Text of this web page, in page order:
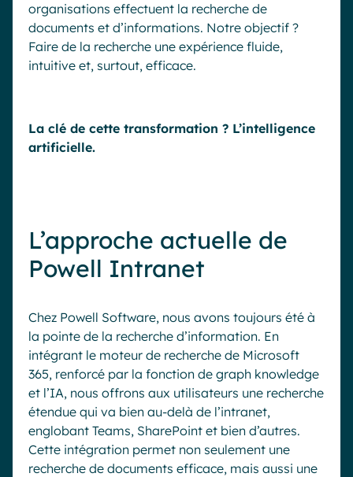
organisations effectuent la recherche de
documents et d’informations. Notre objectif ?
Faire de la recherche une expérience fluide,
intuitive et, surtout, efficace.
La clé de cette transformation ? L’intelligence
artificielle.
L’approche actuelle de
Powell Intranet
Chez Powell Software, nous avons toujours été à
la pointe de la recherche d’information. En
intégrant le moteur de recherche de Microsoft
365, renforcé par la fonction de graph knowledge
et l’IA, nous offrons aux utilisateurs une recherche
étendue qui va bien au-delà de l’intranet,
englobant Teams, SharePoint et bien d’autres.
Cette intégration permet non seulement une
recherche de documents efficace, mais aussi une